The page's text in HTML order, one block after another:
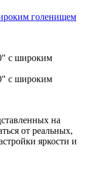
на
от реальных,
яркости и